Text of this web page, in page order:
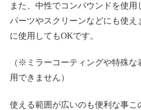
また、中性でコンパウンドを使
パーツやスクリーンなどにも使
に使用してもOKです。
（※ミラーコーティングや特殊
用できません）
使える範囲が広いのも便利な事こ